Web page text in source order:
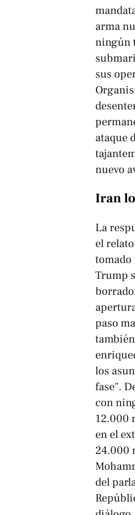
arma
ningún
sus
ataque
nuevo
Iran
La
el
tomado
Trump
paso
los
fase".
con
12.000
en el
24.000
del